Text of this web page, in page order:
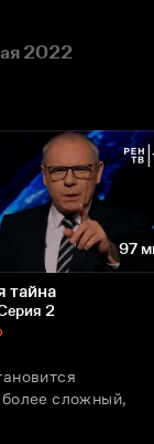
2022
97
тайна
2
сложный,